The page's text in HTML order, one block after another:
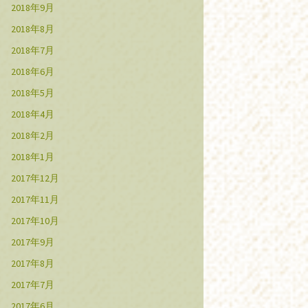
2018年9月
2018年8月
2018年7月
2018年6月
2018年5月
2018年4月
2018年2月
2018年1月
2017年12月
2017年11月
2017年10月
2017年9月
2017年8月
2017年7月